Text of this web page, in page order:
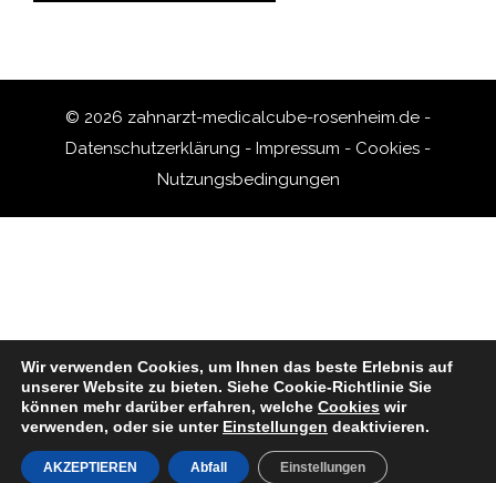
© 2026 zahnarzt-medicalcube-rosenheim.de -
Datenschutzerklärung - Impressum - Cookies -
Nutzungsbedingungen
Wir verwenden Cookies, um Ihnen das beste Erlebnis auf
unserer Website zu bieten. Siehe Cookie-Richtlinie Sie
können mehr darüber erfahren, welche Cookies wir
verwenden, oder sie unter Einstellungen deaktivieren.
AKZEPTIEREN Abfall Einstellungen